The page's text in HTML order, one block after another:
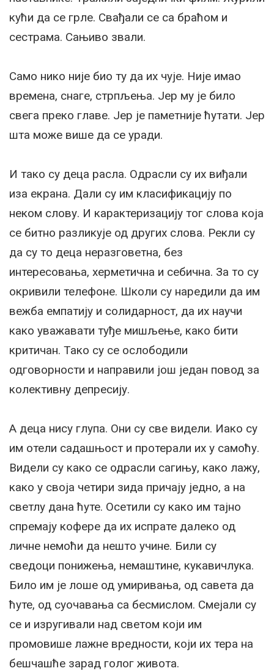
кући да се грле. Свађали се са браћом и
сестрама. Сањиво звали.
Само нико није био ту да их чује. Није имао
времена, снаге, стрпљења. Јер му је било
свега преко главе. Јер је паметније ћутати. Јер
шта може више да се уради.
И тако су деца расла. Одрасли су их виђали
иза екрана. Дали су им класификацију по
неком слову. И карактеризацију тог слова која
се битно разликује од других слова. Рекли су
да су то деца неразговетна, без
интересовања, херметична и себична. За то су
окривили телефоне. Школи су наредили да им
вежба емпатију и солидарност, да их научи
како уважавати туђе мишљење, како бити
критичан. Тако су се ослободили
одговорности и направили још један повод за
колективну депресију.
А деца нису глупа. Они су све видели. Иако су
им отели садашњост и протерали их у самоћу.
Видели су како се одрасли сагињу, како лажу,
како у своја четири зида причају једно, а на
светлу дана ћуте. Осетили су како им тајно
спремају кофере да их испрате далеко од
личне немоћи да нешто учине. Били су
сведоци понижења, немаштине, кукавичлука.
Било им је лоше од умиривања, од савета да
ћуте, од суочавања са бесмислом. Смејали су
се и изругивали над светом који им
промовише лажне вредности, који их тера на
бешчашће зарад голог живота.